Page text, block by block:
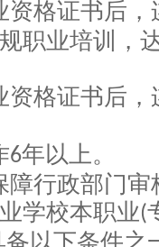
资格证书后
职业培训，
资格证书后
6年以上。
障行政部门
学校本职业(